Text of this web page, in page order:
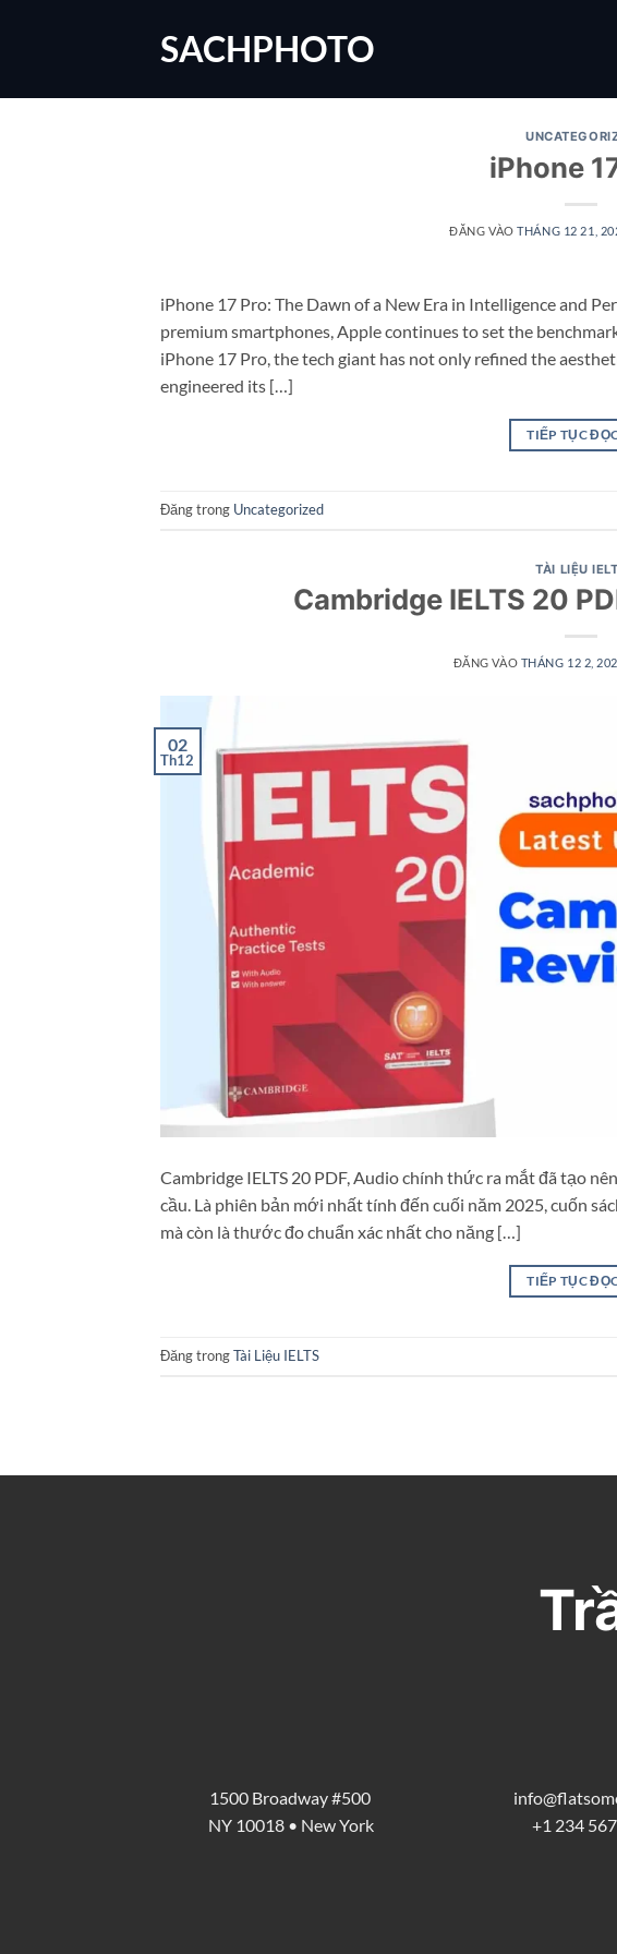
dung
SACHPHOTO
iPhone
ĐĂNG VÀOTHÁNG 12 21,
iPhone 17 Pro: The Dawn of a New Era in Intelligence and
premium smartphones, Apple continues to set the
iPhone 17 Pro, the tech giant has not only refined the
engineered its […]
TIẾP TỤC
Đăng trong Uncategorized
TÀI LIỆU
Cambridge IELTS 20
ĐĂNG VÀO THÁNG 12 2,
02
Th12
Cambridge IELTS 20 PDF, Audio chính thức ra mắt đã tạo
cầu. Là phiên bản mới nhất tính đến cuối năm 2025, cuốn
mà còn là thước đo chuẩn xác nhất cho năng […]
TIẾP TỤC
Đăng trongTài Liệu IELTS
1500 Broadway #500
NY 10018 • New York
+1 234